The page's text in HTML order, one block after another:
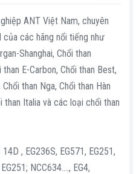
ANT Việt Nam, chuyên
các hãng nổi tiếng như
Shanghai, Chổi than
E-Carbon, Chổi than Best,
than Nga, Chổi than Hàn
than Italia và các loại chổi than
, EG236S, EG571, EG251,
NCC634…., EG4,